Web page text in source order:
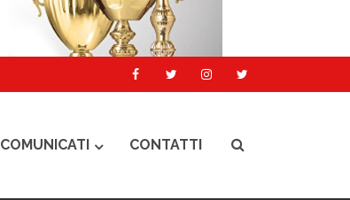
COMUNICATI CONTATTI